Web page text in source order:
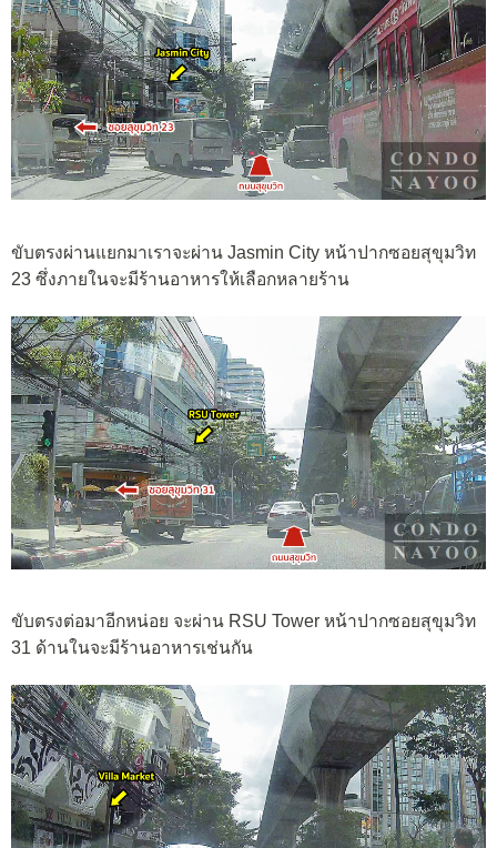
ขับตรงผ่านแยกมาเราจะผ่าน Jasmin City หน้าปากซอยสุขุมวิท
23 ซึ่งภายในจะมีร้านอาหารให้เลือกหลายร้าน
ขับตรงต่อมาอีกหน่อย จะผ่าน RSU Tower หน้าปากซอยสุขุมวิท
31 ด้านในจะมีร้านอาหารเช่นกัน